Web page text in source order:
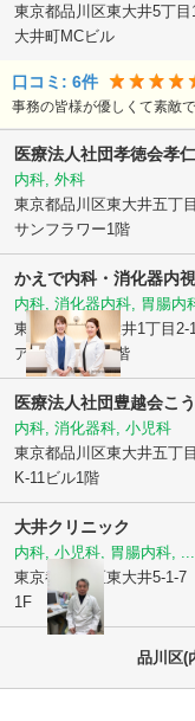
東京都品川区東大井5丁目
大井町MCビル
口コミ: 6件
事務の皆様が優しくて素敵
医療法人社団孝徳会孝
内科, 外科
東京都品川区東大井五丁
サンフラワー1階
かえで内科・消化器内
内科, 消化器内科, 胃腸内
東京都品川区
大井1丁目2-1
アトレ大井町5階
医療法人社団豊越会こ
内科, 消化器科, 小児科
東京都品川区東大井五丁
K-11ビル1階
大井クリニック
内科, 小児科, 胃腸内科, ...
東京都品川区東大井5-1-7
1F
品川区(